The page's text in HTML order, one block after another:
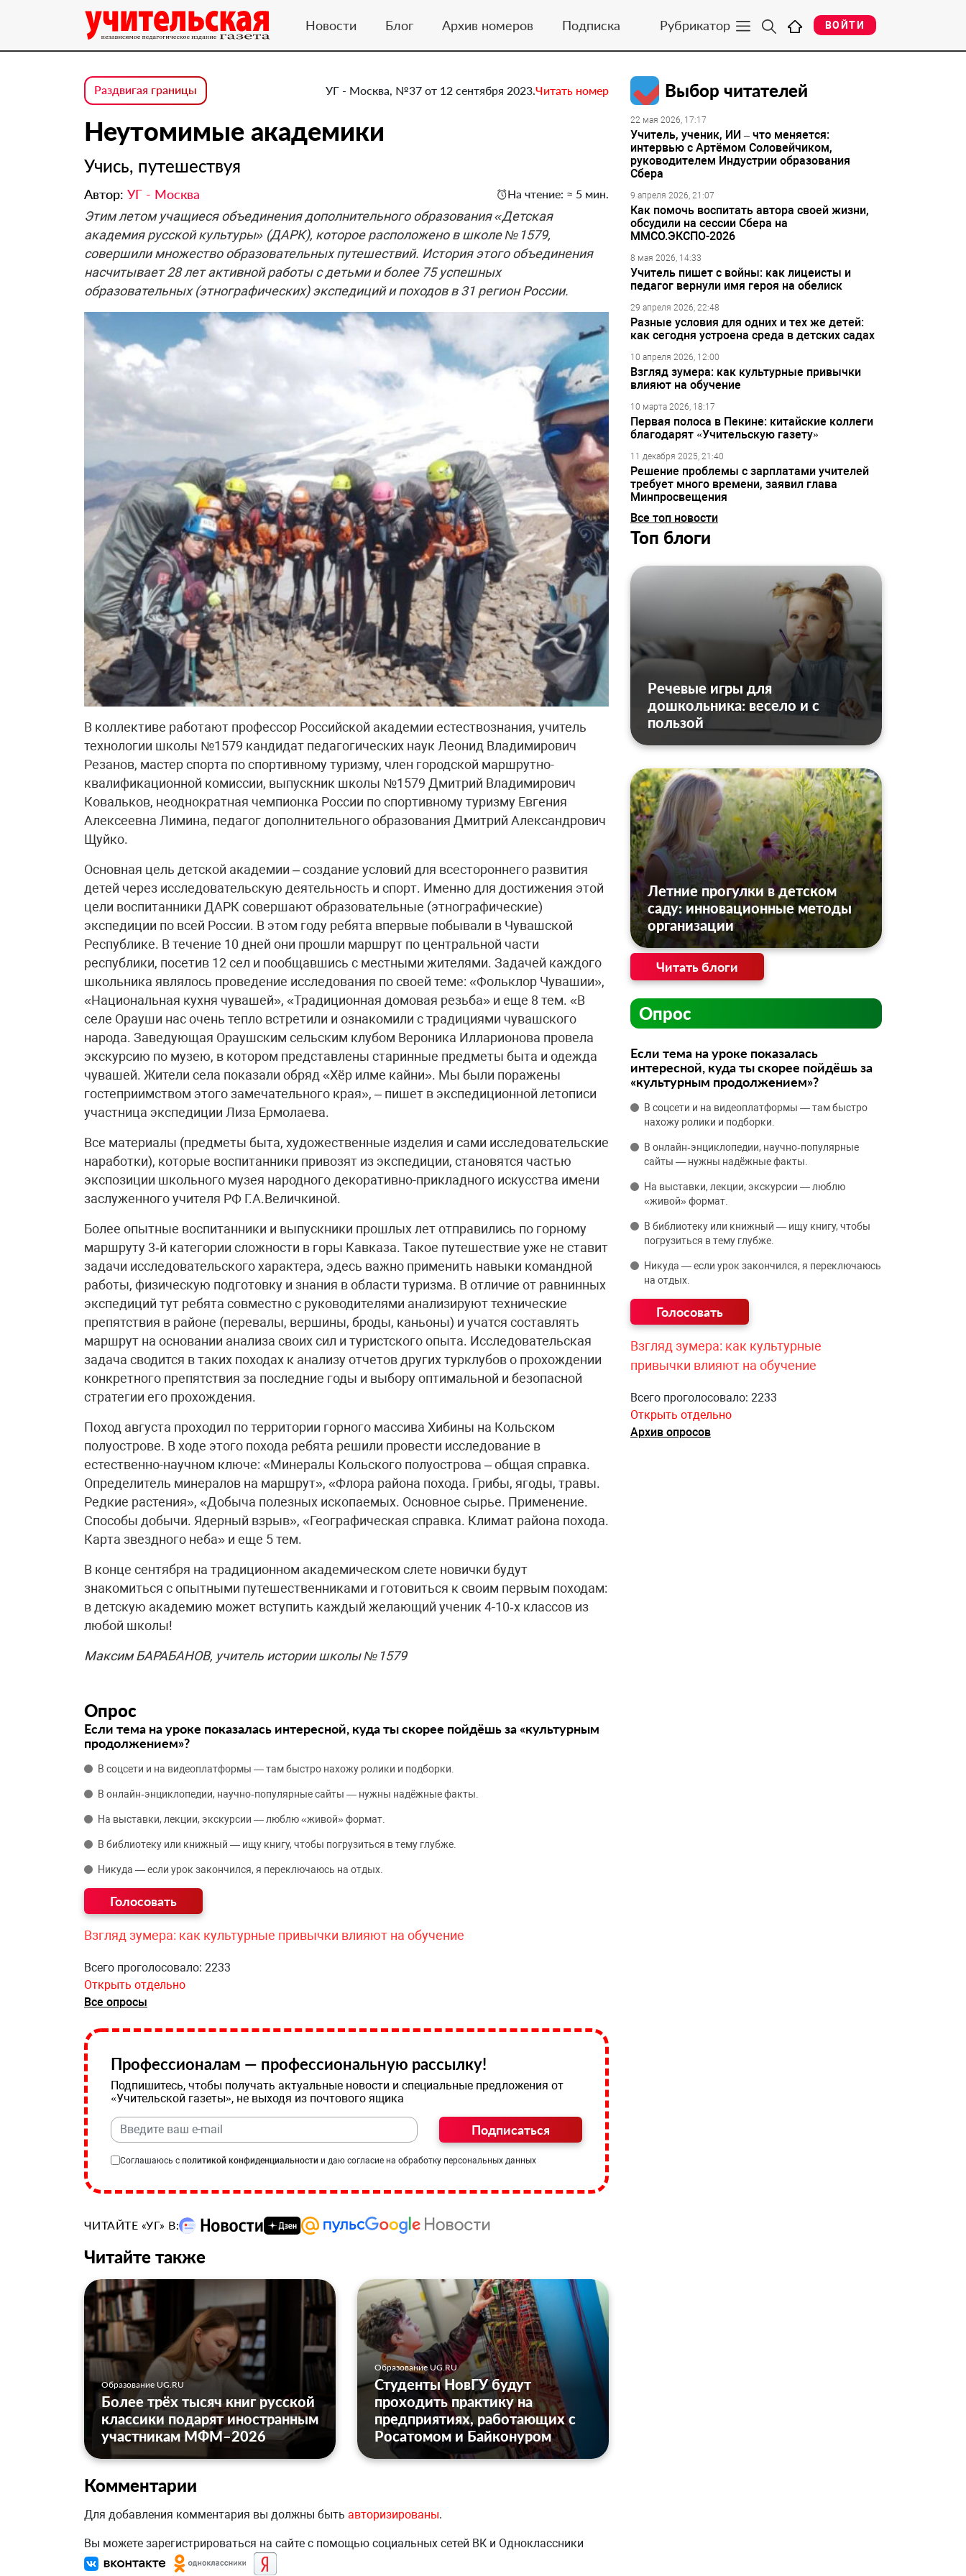
Новости Блог Архив номеров Подписка Рубрикатор ВОЙТИ
Раздвигая границы УГ - Москва, №37 от 12 сентября 2023.Читать номер
Неутомимые академики
Учись, путешествуя
Автор: УГ - Москва На чтение: ≈ 5 мин.
Этим летом учащиеся объединения дополнительного образования «Детская
академия русской культуры» (ДАРК), которое расположено в школе №1579,
совершили множество образовательных путешествий. История этого объединения
насчитывает 28 лет активной работы с детьми и более 75 успешных
образовательных (этнографических) экспедиций и походов в 31 регион России.
В коллективе работают профессор Российской академии естествознания, учитель
технологии школы №1579 кандидат педагогических наук Леонид Владимирович
Резанов, мастер спорта по спортивному туризму, член городской маршрутно-
квалификационной комиссии, выпускник школы №1579 Дмитрий Владимирович
Ковальков, неоднократная чемпионка России по спортивному туризму Евгения
Алексеевна Лимина, педагог дополнительного образования Дмитрий Александрович
Щуйко.
Основная цель детской академии – создание условий для всестороннего развития
детей через исследовательскую деятельность и спорт. Именно для достижения этой
цели воспитанники ДАРК совершают образовательные (этнографические)
экспедиции по всей России. В этом году ребята впервые побывали в Чувашской
Республике. В течение 10 дней они прошли маршрут по центральной части
республики, посетив 12 сел и пообщавшись с местными жителями. Задачей каждого
школьника являлось проведение исследования по своей теме: «Фольклор Чувашии»,
«Национальная кухня чувашей», «Традиционная домовая резьба» и еще 8 тем. «В
селе Орауши нас очень тепло встретили и ознакомили с традициями чувашского
народа. Заведующая Ораушским сельским клубом Вероника Илларионова провела
экскурсию по музею, в котором представлены старинные предметы быта и одежда
чувашей. Жители села показали обряд «Хёр илме кайни». Мы были поражены
гостеприимством этого замечательного края», – пишет в экспедиционной летописи
участница экспедиции Лиза Ермолаева.
Все материалы (предметы быта, художественные изделия и сами исследовательские
наработки), которые воспитанники привозят из экспедиции, становятся частью
экспозиции школьного музея народного декоративно-прикладного искусства имени
заслуженного учителя РФ Г.А.Величкиной.
Более опытные воспитанники и выпускники прошлых лет отправились по горному
маршруту 3‑й категории сложности в горы Кавказа. Такое путешествие уже не ставит
задачи исследовательского характера, эдесь важно применить навыки командной
работы, физическую подготовку и знания в области туризма. В отличие от равнинных
экспедиций тут ребята совместно с руководителями анализируют технические
препятствия в районе (перевалы, вершины, броды, каньоны) и учатся составлять
маршрут на основании анализа своих сил и туристского опыта. Исследовательская
задача сводится в таких походах к анализу отчетов других турклубов о прохождении
конкретного препятствия за последние годы и выбору оптимальной и безопасной
стратегии его прохождения.
Поход августа проходил по территории горного массива Хибины на Кольском
полуострове. В ходе этого похода ребята решили провести исследование в
естественно-научном ключе: «Минералы Кольского полуострова – общая справка.
Определитель минералов на маршрут», «Флора района похода. Грибы, ягоды, травы.
Редкие растения», «Добыча полезных ископаемых. Основное сырье. Применение.
Способы добычи. Ядерный взрыв», «Географическая справка. Климат района похода.
Карта звездного неба» и еще 5 тем.
В конце сентября на традиционном академическом слете новички будут
знакомиться с опытными путешественниками и готовиться к своим первым походам:
в детскую академию может вступить каждый желающий ученик 4-10‑х классов из
любой школы!
Максим БАРАБАНОВ, учитель истории школы №1579
Опрос
Если тема на уроке показалась интересной, куда ты скорее пойдёшь за «культурным
продолжением»?
В соцсети и на видеоплатформы — там быстро нахожу ролики и подборки.
В онлайн‑энциклопедии, научно‑популярные сайты — нужны надёжные факты.
На выставки, лекции, экскурсии — люблю «живой» формат.
В библиотеку или книжный — ищу книгу, чтобы погрузиться в тему глубже.
Никуда — если урок закончился, я переключаюсь на отдых.
Взгляд зумера: как культурные привычки влияют на обучение
Всего проголосовало: 2233
Открыть отдельно
Все опросы
Профессионалам — профессиональную рассылку!
Подпишитесь, чтобы получать актуальные новости и специальные предложения от
«Учительской газеты», не выходя из почтового ящика
Подписаться
Соглашаюсь с политикой конфиденциальности и даю согласие на обработку персональных данных
ЧИТАЙТЕ «УГ» В:
Читайте также
Образование UG.RU
Более трёх тысяч книг русской
классики подарят иностранным
участникам МФМ–2026
Образование UG.RU
Студенты НовГУ будут
проходить практику на
предприятиях, работающих с
Росатомом и Байконуром
Комментарии
Для добавления комментария вы должны быть авторизированы.
Вы можете зарегистрироваться на сайте с помощью социальных сетей ВК и Одноклассники
Выбор читателей
22 мая 2026, 17:17
Учитель, ученик, ИИ – что меняется:
интервью с Артёмом Соловейчиком,
руководителем Индустрии образования
Сбера
9 апреля 2026, 21:07
Как помочь воспитать автора своей жизни,
обсудили на сессии Сбера на
ММСО.ЭКСПО-2026
8 мая 2026, 14:33
Учитель пишет с войны: как лицеисты и
педагог вернули имя героя на обелиск
29 апреля 2026, 22:48
Разные условия для одних и тех же детей:
как сегодня устроена среда в детских садах
10 апреля 2026, 12:00
Взгляд зумера: как культурные привычки
влияют на обучение
10 марта 2026, 18:17
Первая полоса в Пекине: китайские коллеги
благодарят «Учительскую газету»
11 декабря 2025, 21:40
Решение проблемы с зарплатами учителей
требует много времени, заявил глава
Минпросвещения
Все топ новости
Топ блоги
Речевые игры для
дошкольника: весело и с
пользой
Летние прогулки в детском
саду: инновационные методы
организации
Читать блоги
Опрос
Если тема на уроке показалась
интересной, куда ты скорее пойдёшь за
«культурным продолжением»?
В соцсети и на видеоплатформы — там быстро
нахожу ролики и подборки.
В онлайн‑энциклопедии, научно‑популярные
сайты — нужны надёжные факты.
На выставки, лекции, экскурсии — люблю
«живой» формат.
В библиотеку или книжный — ищу книгу, чтобы
погрузиться в тему глубже.
Никуда — если урок закончился, я переключаюсь
на отдых.
Взгляд зумера: как культурные
привычки влияют на обучение
Всего проголосовало: 2233
Открыть отдельно
Архив опросов